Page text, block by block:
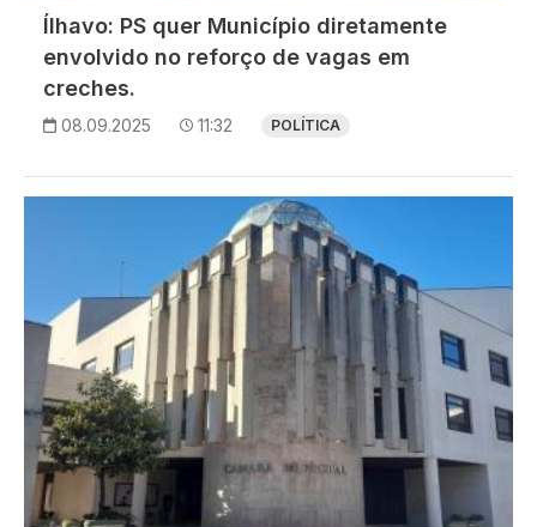
Ílhavo: PS quer Município diretamente
envolvido no reforço de vagas em
creches.
08.09.2025 11:32 POLÍTICA